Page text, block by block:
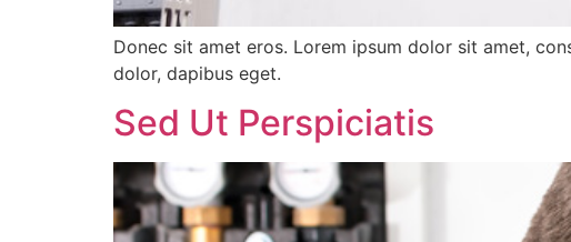
Donec sit amet eros. Lorem ipsum dolor sit amet,
dolor, dapibus eget.
Sed Ut Perspiciatis